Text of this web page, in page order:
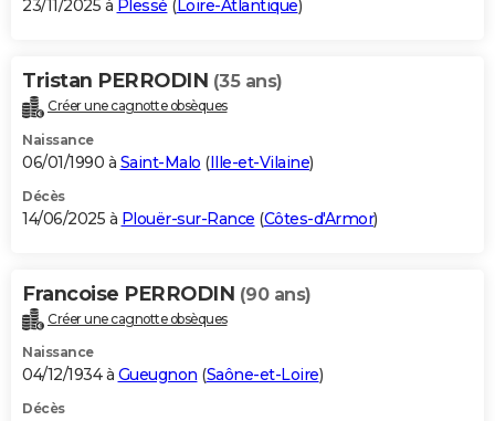
23/11/2025 à Plessé (Loire-Atlantique)
Tristan PERRODIN (35 ans)
Créer une cagnotte obsèques
Naissance
06/01/1990 à Saint-Malo (Ille-et-Vilaine)
Décès
14/06/2025 à Plouër-sur-Rance (Côtes-d'Armor)
Francoise PERRODIN (90 ans)
Créer une cagnotte obsèques
Naissance
04/12/1934 à Gueugnon (Saône-et-Loire)
Décès